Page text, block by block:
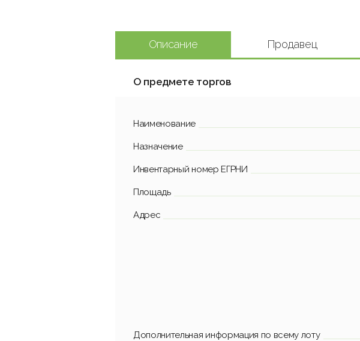
Описание Продавец
О предмете торгов
Наименование
Назначение
Инвентарный номер ЕГРНИ
Площадь
Адрес
Дополнительная информация по всему лоту